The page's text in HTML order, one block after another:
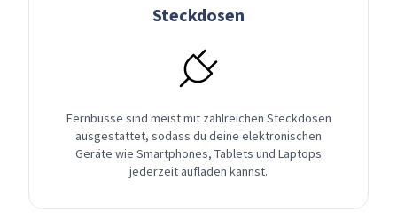
Steckdosen
Fernbusse sind meist mit zahlreichen Steckdosen
ausgestattet, sodass du deine elektronischen
Geräte wie Smartphones, Tablets und Laptops
jederzeit aufladen kannst.